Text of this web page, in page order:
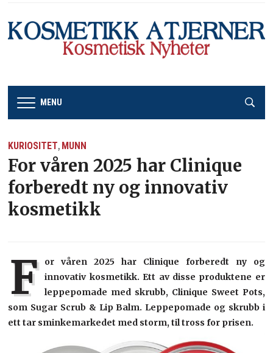
MENU
KURIOSITET, MUNN
For våren 2025 har Clinique
forberedt ny og innovativ
kosmetikk
F or våren 2025 har Clinique forberedt ny og
innovativ kosmetikk. Ett av disse produktene er
leppepomade med skrubb, Clinique Sweet Pots,
som Sugar Scrub & Lip Balm. Leppepomade og skrubb i
ett tar sminkemarkedet med storm, til tross for prisen.